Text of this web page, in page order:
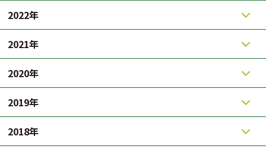
2022年
2021年
2020年
2019年
2018年